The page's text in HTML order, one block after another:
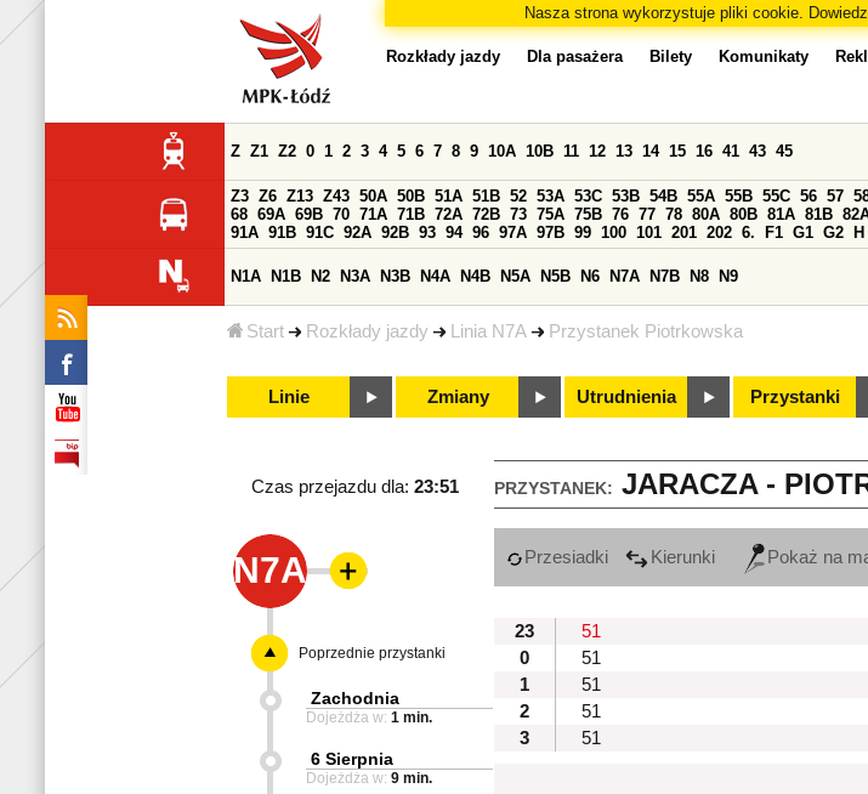
Nasza strona wykorzystuje pliki cookie.
Start Rozkłady jazdy Linia N7A Przystanek Piotrkowska
Rozkłady jazdy Dla pasażera Bilety Komunikaty
Z Z1 Z2 0 1 2 3 4 5 6 7 8 9 10A 10B 11 12 13 14 15 16 41 43 45
Z3 Z6 Z13 Z43 50A 50B 51A 51B 52 53A 53C 53B 54B 55A 55B 55C 56 57
68 69A 69B 70 71A 71B 72A 72B 73 75A 75B 76 77 78 80A 80B 81A 81B
91A 91B 91C 92A 92B 93 94 96 97A 97B 99 100 101 201 202 6. F1 G1 G2 H
N1A N1B N2 N3A N3B N4A N4B N5A N5B N6 N7A N7B N8 N9
Linie Zmiany Utrudnienia Przystanki
PRZYSTANEK: JARACZA -
Czas przejazdu dla: 23:51
N7A Przesiadki Kierunki Pokaż na
23
51
0
51
1
51
2
51
3
51
Poprzednie przystanki
Zachodnia
Dojeżdża w: 1 min.
6 Sierpnia
Dojeżdża w: 9 min.